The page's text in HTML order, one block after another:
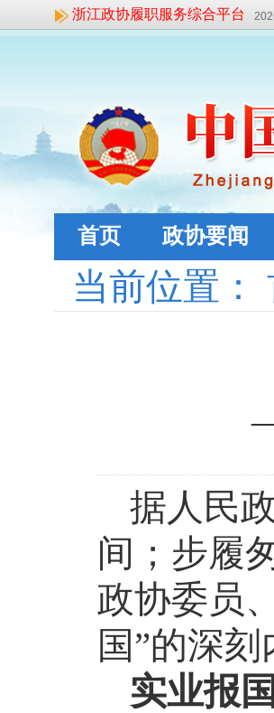
浙江政协履职服务综合平台
首页 政协要闻
当前位置：
据人民
间；步履
政协委员
国”的深刻
实业报